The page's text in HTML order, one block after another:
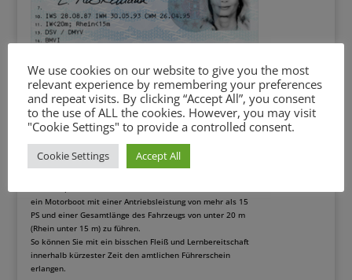
Sportbootführerschein mit dem
Geltungsbereich
Binnenschifffahrtsstraßen
Sie möchten auf Binnengewässern (Flüsse und Kanäle) Ihr
eigenes Motorboot fahren oder im Urlaub mal ein Boot
ein Motorboot mit einer Antriebsleistung von mehr als 15
PS und einer Gesamtlänge des Fahrzeugs von unter 20 m
(Rhein unter 15 m) zu führen.
So können Sie mit ein bisschen Fleiß und Lernbereitschaft
innerhalb kürzester Zeit den amtlichen Führerschein
erlangen.
We use cookies on our website to give you the most
relevant experience by remembering your preferences
and repeat visits. By clicking “Accept All”, you consent
to the use of ALL the cookies. However, you may visit
"Cookie Settings" to provide a controlled consent.
Cookie Settings Accept All